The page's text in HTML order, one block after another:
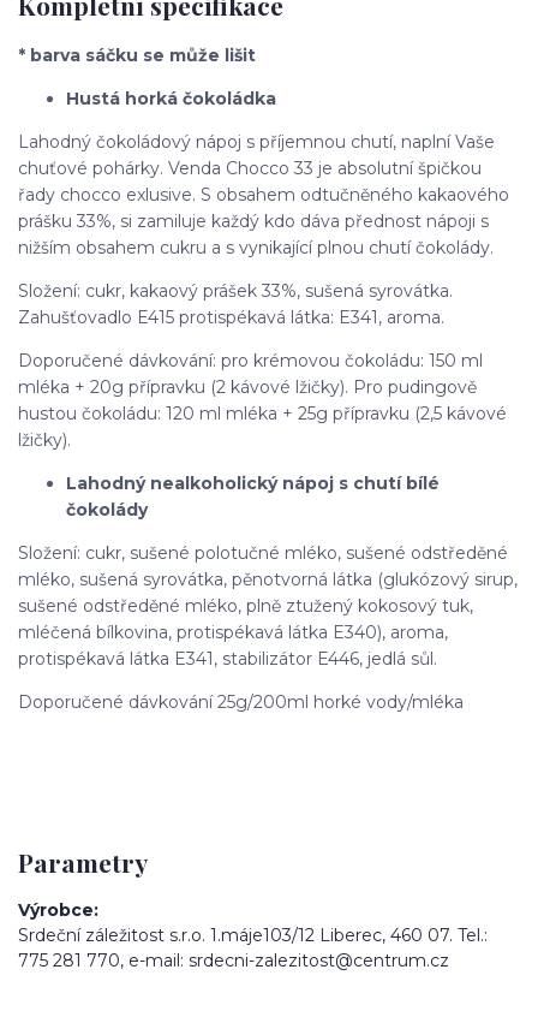
* barva sáčku se může lišit
Hustá horká čokoládka
Lahodný čokoládový nápoj s příjemnou chutí, naplní Vaše
chuťové pohárky. Venda Chocco 33 je absolutní špičkou
řady chocco exlusive. S obsahem odtučněného kakaového
prášku 33%, si zamiluje každý kdo dáva přednost nápoji s
nižším obsahem cukru a s vynikající plnou chutí čokolády.
Složení: cukr, kakaový prášek 33%, sušená syrovátka.
Zahušťovadlo E415 protispékavá látka: E341, aroma.
Doporučené dávkování: pro krémovou čokoládu: 150 ml
mléka + 20g přípravku (2 kávové lžičky). Pro pudingově
hustou čokoládu: 120 ml mléka + 25g přípravku (2,5 kávové
lžičky).
Lahodný nealkoholický nápoj s chutí bílé
čokolády
Složení: cukr, sušené polotučné mléko, sušené odstředěné
mléko, sušená syrovátka, pěnotvorná látka (glukózový sirup,
sušené odstředěné mléko, plně ztužený kokosový tuk,
mléčená bílkovina, protispékavá látka E340), aroma,
protispékavá látka E341, stabilizátor E446, jedlá sůl.
Doporučené dávkování 25g/200ml horké vody/mléka
Parametry
Výrobce
Srdeční záležitost s.r.o. 1.máje103/12 Liberec, 460 07. Tel.:
775 281 770, e-mail: srdecni-zalezitost@centrum.cz